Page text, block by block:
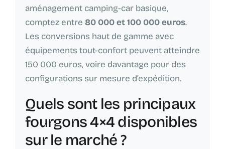
aménagement camping-car basique,
comptez entre 80 000 et 100 000 euros.
Les conversions haut de gamme avec
équipements tout-confort peuvent atteindre
150 000 euros, voire davantage pour des
configurations sur mesure d’expédition.
Quels sont les principaux
fourgons 4×4 disponibles
sur le marché ?